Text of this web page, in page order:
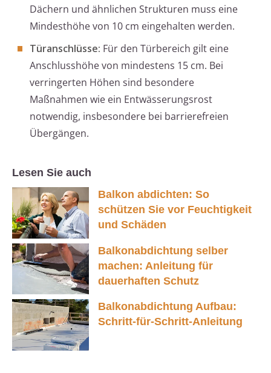
Dächern und ähnlichen Strukturen muss eine
Mindesthöhe von 10 cm eingehalten werden.
Türanschlüsse: Für den Türbereich gilt eine
Anschlusshöhe von mindestens 15 cm. Bei
verringerten Höhen sind besondere
Maßnahmen wie ein Entwässerungsrost
notwendig, insbesondere bei barrierefreien
Übergängen.
Lesen Sie auch
Balkon abdichten: So
schützen Sie vor Feuchtigkeit
und Schäden
Balkonabdichtung selber
machen: Anleitung für
dauerhaften Schutz
Balkonabdichtung Aufbau:
Schritt-für-Schritt-Anleitung